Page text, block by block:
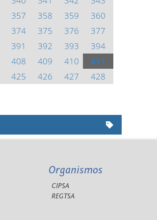
357 358 359
360
374 375 376
377
391 392 393
394
408 409 410
411
425 426 427
428
Organismos
CIPSA
REGTSA